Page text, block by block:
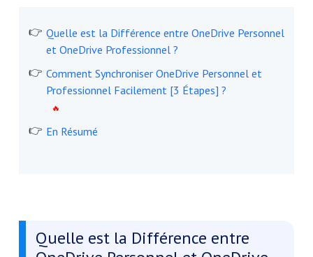
Quelle est la Différence entre OneDrive Personnel
et OneDrive Professionnel ?
Comment Synchroniser OneDrive Personnel et
Professionnel Facilement [3 Étapes] ?
En Résumé
Quelle est la Différence entre